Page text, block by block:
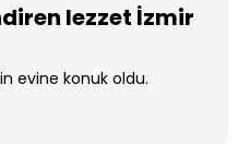
lezzet İzmir
evine konuk oldu.